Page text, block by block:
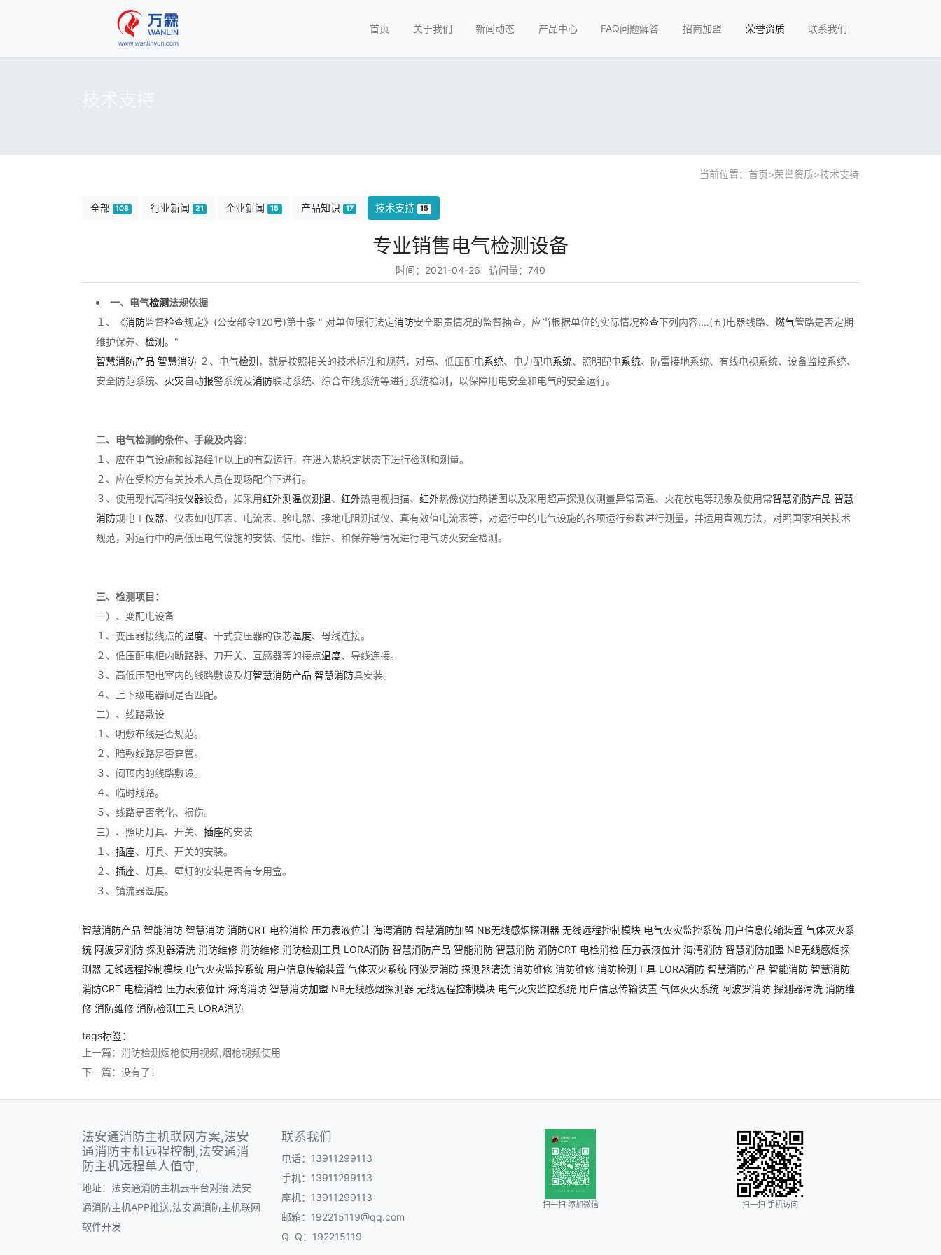
首页 关于我们 新闻动态 产品中心 FAQ问题解答 招商加盟 荣誉资质 联系我们
当前位置： 首页>荣誉资质>技术支持
全部 108 行业新闻 21 企业新闻 15 产品知识 17 技术支持 15
专业销售电气检测设备
时间：2021-04-26 访问量：740
一、电气检测法规依据
１、《消防监督检查规定》(公安部令120号)第十条 " 对单位履行法定消防安全职责情况的监督抽查，应当根据单位的实际情况检查下列内容:…(五)电器线路、 燃气管路是否定期
维护保养、 检测。"
智慧消防产品 智慧消防 ２、电气检测，就是按照相关的技术标准和规范，对高、低压配电系统、电力配电系统、照明配电系统、防雷接地系统、有线电视系统、设备监控系统、
安全防范系统、 火灾自动报警系统及消防联动系统、综合布线系统等进行系统检测，以保障用电安全和电气的安全运行。
二、电气检测的条件、手段及内容：
１、应在电气设施和线路经1n以上的有载运行，在进入热稳定状态下进行检测和测量。
２、应在受检方有关技术人员在现场配合下进行。
３、使用现代高科技仪器设备，如采用红外测温仪测温、 红外热电视扫描、 红外热像仪拍热谱图以及采用超声探测仪测量异常高温、火花放电等现象及使用常智慧消防产品 智慧
消防规电工仪器、仪表如电压表、电流表、验电器、接地电阻测试仪、真有效值电流表等，对运行中的电气设施的各项运行参数进行测量，并运用直观方法，对照国家相关技术
规范，对运行中的高低压电气设施的安装、使用、维护、和保养等情况进行电气防火安全检测。
三、检测项目：
一）、变配电设备
１、变压器接线点的温度、干式变压器的铁芯温度、母线连接。
２、低压配电柜内断路器、刀开关、互感器等的接点温度、导线连接。
３、高低压配电室内的线路敷设及灯智慧消防产品 智慧消防具安装。
４、上下级电器间是否匹配。
二）、线路敷设
１、明敷布线是否规范。
２、暗敷线路是否穿管。
３、闷顶内的线路敷设。
４、临时线路。
５、线路是否老化、损伤。
三）、照明灯具、开关、 插座的安装
１、 插座、灯具、开关的安装。
２、 插座、灯具、壁灯的安装是否有专用盒。
３、镇流器温度。
智慧消防产品 智能消防 智慧消防 消防CRT 电检消检 压力表液位计 海湾消防 智慧消防加盟 NB无线感烟探测器 无线远程控制模块 电气火灾监控系统 用户信息传输装置 气体灭火系
统 阿波罗消防 探测器清洗 消防维修 消防维修 消防检测工具 LORA消防 智慧消防产品 智能消防 智慧消防 消防CRT 电检消检 压力表液位计 海湾消防 智慧消防加盟 NB无线感烟探
测器 无线远程控制模块 电气火灾监控系统 用户信息传输装置 气体灭火系统 阿波罗消防 探测器清洗 消防维修 消防维修 消防检测工具 LORA消防 智慧消防产品 智能消防 智慧消防
消防CRT 电检消检 压力表液位计 海湾消防 智慧消防加盟 NB无线感烟探测器 无线远程控制模块 电气火灾监控系统 用户信息传输装置 气体灭火系统 阿波罗消防 探测器清洗 消防维
修 消防维修 消防检测工具 LORA消防
tags标签：
上一篇： 消防检测烟枪使用视频,烟枪视频使用
下一篇：没有了！
法安通消防主机联网方案,法安
通消防主机远程控制,法安通消
防主机远程单人值守,
地址：法安通消防主机云平台对接,法安
通消防主机APP推送,法安通消防主机联网
软件开发
联系我们
电话：13911299113
手机：13911299113
座机：13911299113
邮箱：192215119@qq.com
Q Q：192215119
扫一扫 添加微信 扫一扫 手机访问